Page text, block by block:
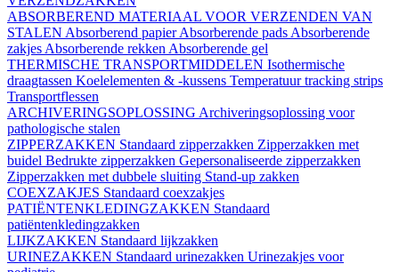
ABSORBEREND MATERIAAL VOOR VERZENDEN VAN
STALEN Absorberend papierAbsorberende pads Absorberende
zakjes Absorberende rekken Absorberende gel
THERMISCHE TRANSPORTMIDDELEN Isothermische
draagtassen Koelelementen & -kussens Temperatuur tracking strips
Transportflessen
ARCHIVERINGSOPLOSSING Archiveringsoplossing voor
pathologische stalen
ZIPPERZAKKEN Standaard zipperzakken Zipperzakken met
buidel Bedrukte zipperzakken Gepersonaliseerde zipperzakken
Zipperzakken met dubbele sluiting Stand-up zakken
COEXZAKJES Standaard coexzakjes
PATIËNTENKLEDINGZAKKEN Standaard
patiëntenkledingzakken
LIJKZAKKEN Standaard lijkzakken
URINEZAKKEN Standaard urinezakken Urinezakjes voor